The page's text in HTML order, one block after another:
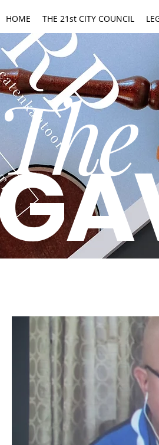
HOME THE 21st CITY COUNCIL